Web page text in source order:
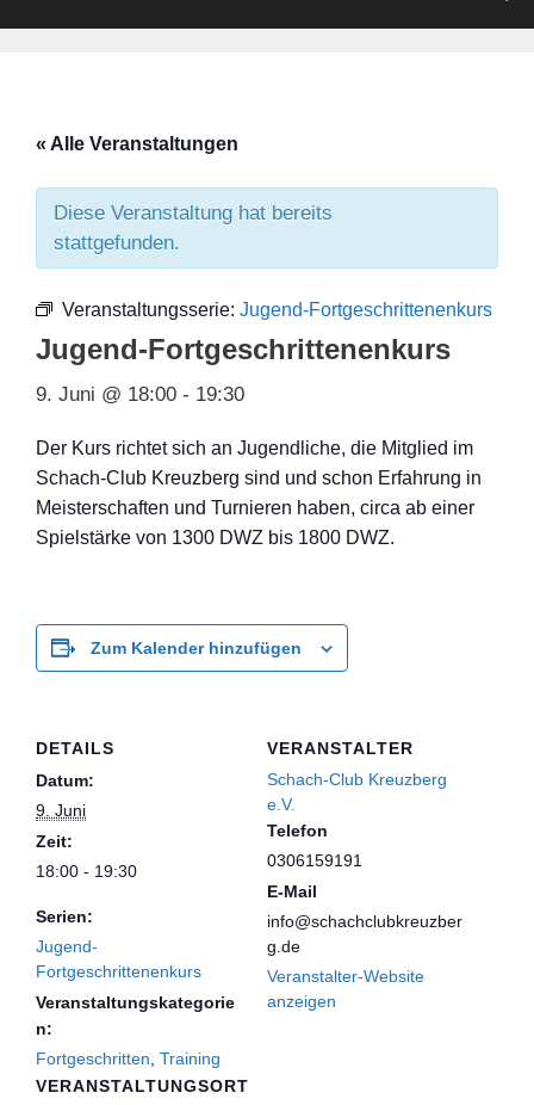
« Alle Veranstaltungen
Diese Veranstaltung hat bereits
stattgefunden.
Veranstaltungsserie: Jugend-Fortgeschrittenenkurs
Jugend-Fortgeschrittenenkurs
9. Juni @ 18:00 - 19:30
Der Kurs richtet sich an Jugendliche, die Mitglied im
Schach-Club Kreuzberg sind und schon Erfahrung in
Meisterschaften und Turnieren haben, circa ab einer
Spielstärke von 1300 DWZ bis 1800 DWZ.
Zum Kalender hinzufügen
DETAILS
Datum:
9. Juni
Zeit:
18:00 - 19:30
Serien:
Jugend-
Fortgeschrittenenkurs
Veranstaltungskategorie
n:
Fortgeschritten Training
VERANSTALTUNGSORT
VERANSTALTER
Schach-Club Kreuzberg
e.V.
Telefon
0306159191
E-Mail
info@schachclubkreuzber
g.de
Veranstalter-Website
anzeigen